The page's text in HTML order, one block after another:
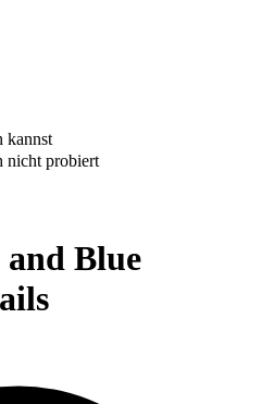
kannst
nicht probiert
Blue